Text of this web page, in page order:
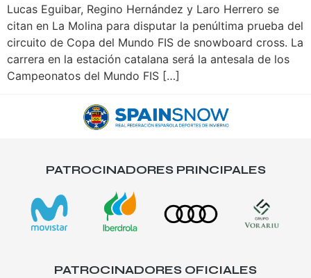
Lucas Eguibar, Regino Hernández y Laro Herrero se
citan en La Molina para disputar la penúltima prueba del
circuito de Copa del Mundo FIS de snowboard cross. La
carrera en la estación catalana será la antesala de los
Campeonatos del Mundo FIS […]
PATROCINADORES PRINCIPALES
PATROCINADORES OFICIALES